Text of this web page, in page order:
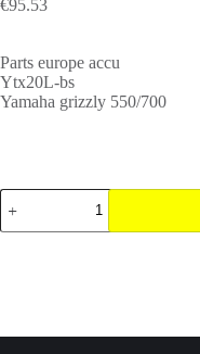
€95.53
Parts europe accu
Ytx20L-bs
Yamaha grizzly 550/700
Ytx20l-
bs
Accu